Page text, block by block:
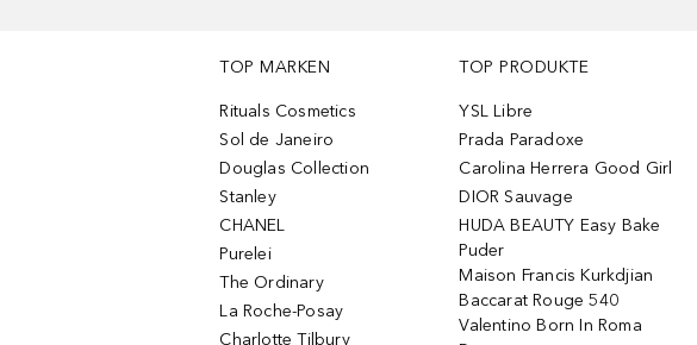
TOP MARKEN
Rituals Cosmetics
Sol de Janeiro
Douglas Collection
Stanley
CHANEL
Purelei
The Ordinary
La Roche-Posay
Charlotte Tilbury
TOP PRODUKTE
YSL Libre
Prada Paradoxe
Carolina Herrera Good Girl
DIOR Sauvage
HUDA BEAUTY Easy Bake
Puder
Maison Francis Kurkdjian
Baccarat Rouge 540
Valentino Born In Roma